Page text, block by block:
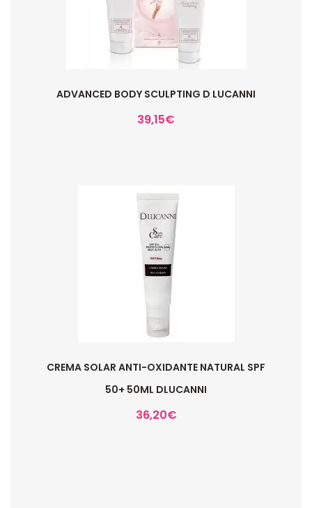
ADVANCED BODY SCULPTING D LUCANNI
39,15€
CREMA SOLAR ANTI-OXIDANTE NATURAL SPF
50+ 50ML DLUCANNI
36,20€